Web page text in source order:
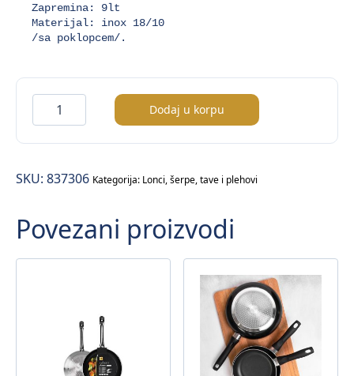
Zapremina: 9lt
Materijal: inox 18/10
/sa poklopcem/.
KitchenLine
šerpa
sa
–
količina
Dodaj u korpu
SKU: 837306 Kategorija: Lonci, šerpe, tave i plehovi
Povezani proizvodi